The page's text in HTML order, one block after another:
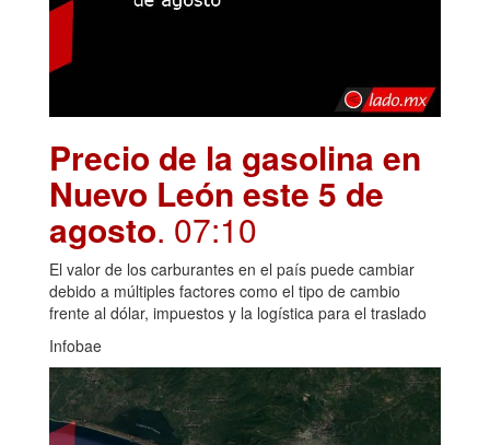
Precio de la gasolina en
Nuevo León este 5 de
agosto. 07:10
El valor de los carburantes en el país puede cambiar
debido a múltiples factores como el tipo de cambio
frente al dólar, impuestos y la logística para el traslado
Infobae